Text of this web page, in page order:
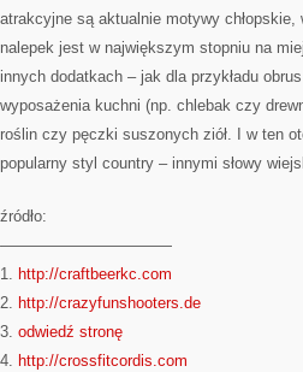
atrakcyjne są aktualnie motywy
nalepek jest w największym stopniu na
innych dodatkach – jak dla przykładu
wyposażenia kuchni (np. chlebak czy
roślin czy pęczki suszonych ziół. I w ten
popularny styl country – innymi słowy
źródło:
———————————
1. http://craftbeerkc.com
2. http://crazyfunshooters.de
3. odwiedź stronę
4. http://crossfitcordis.com